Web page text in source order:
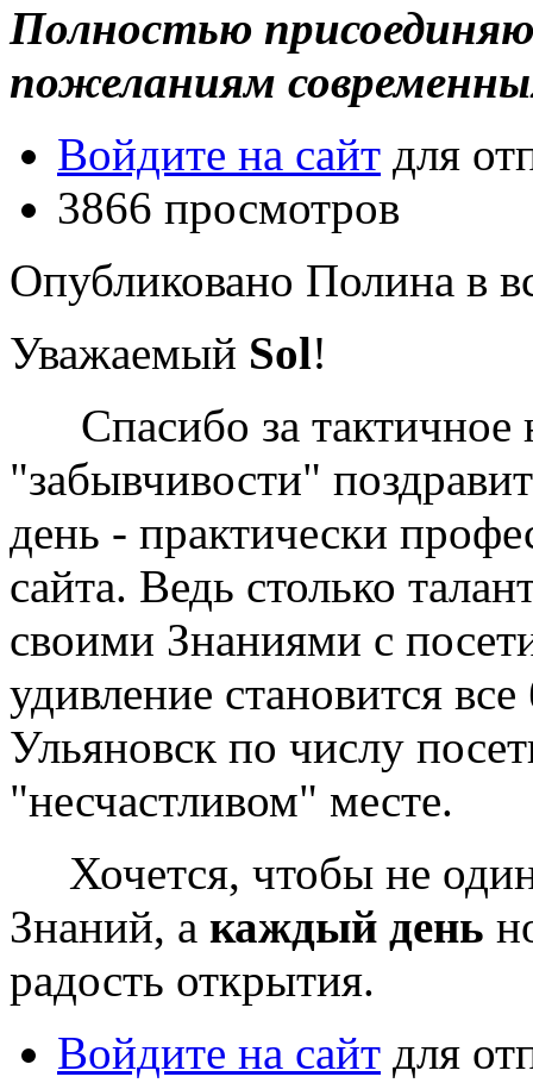
Полностью
пожеланиям
Войдите на сайт для
3866 просмотров
Опубликовано Полина в
Уважаемый Sol!
Спасибо за тактичное
"забывчивости"
день - практически
сайта. Ведь столько
своими Знаниями с
удивление становится
Ульяновск по числу
"несчастливом" месте.
Хочется, чтобы не
Знаний, а каждый день
радость открытия.
Войдите на сайт для